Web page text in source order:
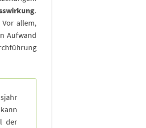
.
allem,
Aufwand
der